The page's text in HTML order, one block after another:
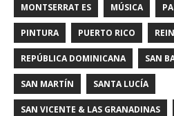
MONTSERRAT ES MÚSICA
PINTURA PUERTO RICO
REPÚBLICA DOMINICANA SAN
SAN MARTÍN SANTA LUCÍA
SAN VICENTE & LAS GRANADINAS